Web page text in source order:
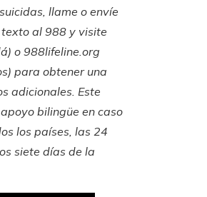
llame o envíe
texto al 988 y visite
o 988lifeline.org
para obtener una
adicionales. Este
bilingüe en caso
los países, las 24
siete días de la